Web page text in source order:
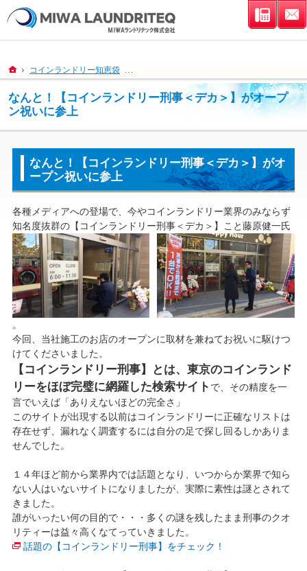
なんと！【コインランドリー刑事＜デカ＞】がオープ
ン祝いに参上
なんと！【コインランドリー刑事＜デカ＞】がオ
ープン祝いに参上
各種メディアへの登場で、今やコインランドリー業界のみならず
知名度抜群の【コインランドリー刑事＜デカ＞】こと藤原健一氏
。
今回、当社施工のお店のオープンに取材を兼ねてお祝いに駆けつ
けてくださいました。
【コインランドリー刑事】とは、東京のコインランド
リーをほぼ完璧に網羅した検索サイト で、その精度を一
言でいえば「ありえないほどの完全さ」
このサイトが出現する以前はコインランドリーに正確なリストは
存在せず、漏れなく調査するには自分の足で探し回るしかありま
せんでした。
１４年ほど前から業界内では話題となり、いつからか業界で知ら
ない人はいないサイトになりましたが、実際に素性は謎とされて
きました。
誰がいったい何の目的で・・・多くの謎を残したまま刑事のクオ
リティーは益々高くなてっていきました。
話題の【コインランドリー刑事】をチェック！
連絡先
ホーム
コインランドリー知恵袋